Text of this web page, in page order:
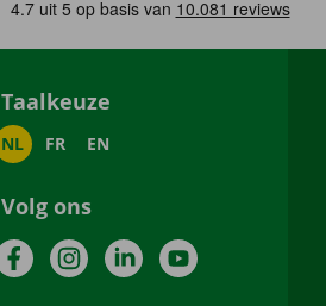
Taalkeuze
NL FR EN
Volg ons
FacebookInstagramLinkedInYouTube